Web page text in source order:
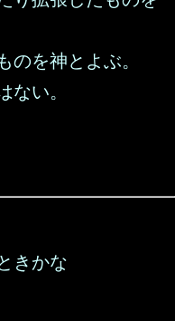
のを神とよぶ。
ない。
きかな